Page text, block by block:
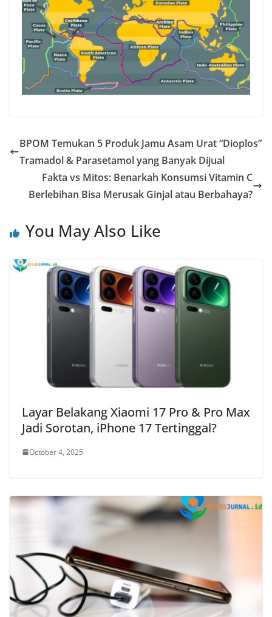
BPOM Temukan 5 Produk Jamu Asam Urat “Dioplos”
Tramadol & Parasetamol yang Banyak Dijual
Fakta vs Mitos: Benarkah Konsumsi Vitamin C
Berlebihan Bisa Merusak Ginjal atau Berbahaya?
You May Also Like
Layar Belakang Xiaomi 17 Pro & Pro Max
Jadi Sorotan, iPhone 17 Tertinggal?
October 4, 2025